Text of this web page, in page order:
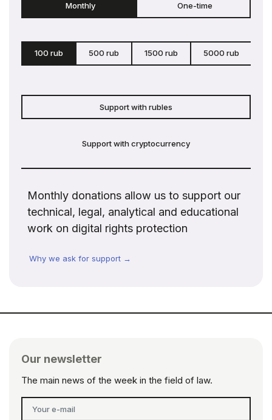
Monthly One-time
100 rub 500 rub 1500 rub 5000 rub
Support with rubles
Support with cryptocurrency
Monthly donations allow us to support our
technical, legal, analytical and educational
work on digital rights protection
Why we ask for support →
Our newsletter
The main news of the week in the field of law.